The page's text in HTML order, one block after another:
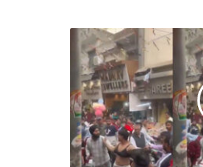
জা
রে
ব্রা
প
রে